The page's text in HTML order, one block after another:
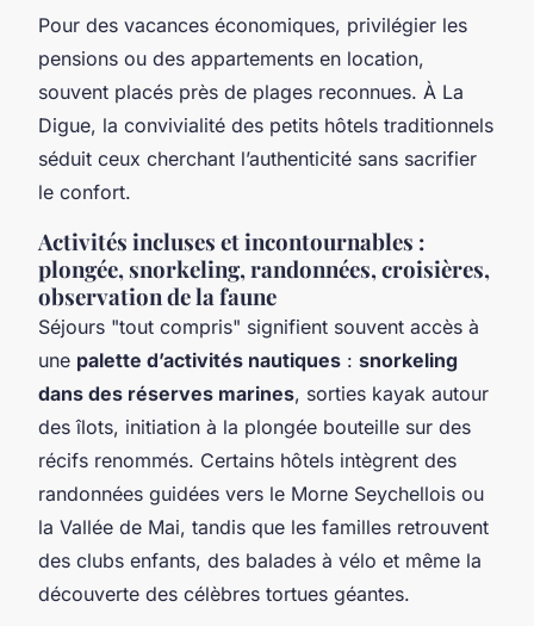
Pour des vacances économiques, privilégier les
pensions ou des appartements en location,
souvent placés près de plages reconnues. À La
Digue, la convivialité des petits hôtels traditionnels
séduit ceux cherchant l’authenticité sans sacrifier
le confort.
Activités incluses et incontournables :
plongée, snorkeling, randonnées, croisières,
observation de la faune
Séjours "tout compris" signifient souvent accès à
une palette d’activités nautiques : snorkeling
dans des réserves marines, sorties kayak autour
des îlots, initiation à la plongée bouteille sur des
récifs renommés. Certains hôtels intègrent des
randonnées guidées vers le Morne Seychellois ou
la Vallée de Mai, tandis que les familles retrouvent
des clubs enfants, des balades à vélo et même la
découverte des célèbres tortues géantes.